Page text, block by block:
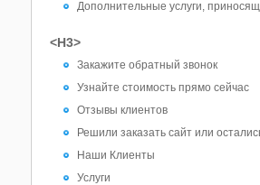
Дополнительные услуги,
<H3>
Закажите обратный звонок
Узнайте стоимость прямо сейчас
Отзывы клиентов
Решили заказать сайт или
Наши Клиенты
Услуги